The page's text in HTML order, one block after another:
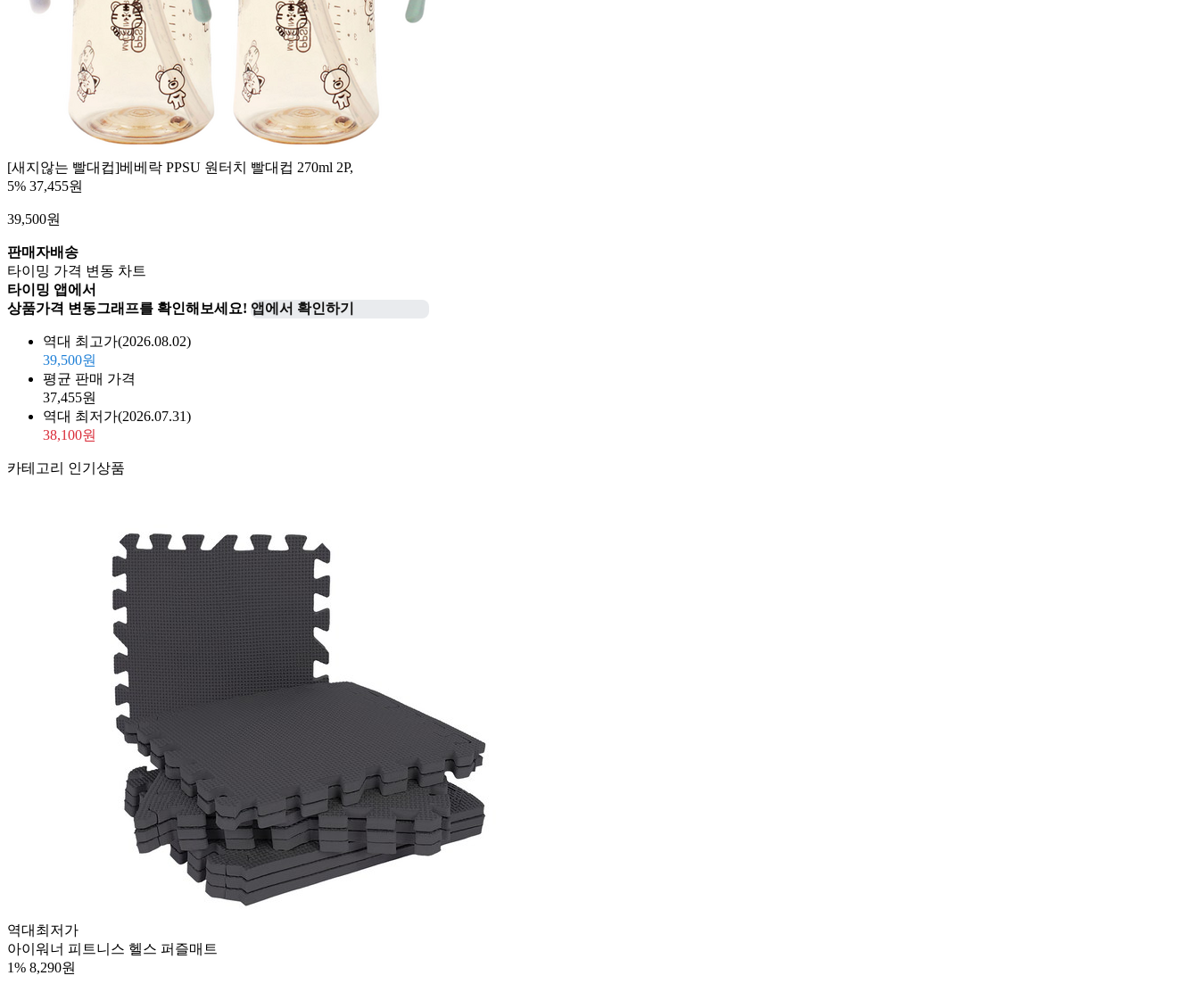
[새지않는 빨대컵]베베락 PPSU 원터치 빨대컵 270ml 2P,
5% 37,455원
39,500원
판매자배송
타이밍 가격 변동 차트
타이밍 앱에서
상품가격 변동그래프를 확인해보세요! 앱에서 확인하기
역대 최고가(2026.08.02)
39,500원
평균 판매 가격
37,455원
역대 최저가(2026.07.31)
38,100원
카테고리 인기상품
역대최저가
아이워너 피트니스 헬스 퍼즐매트
1% 8,290원